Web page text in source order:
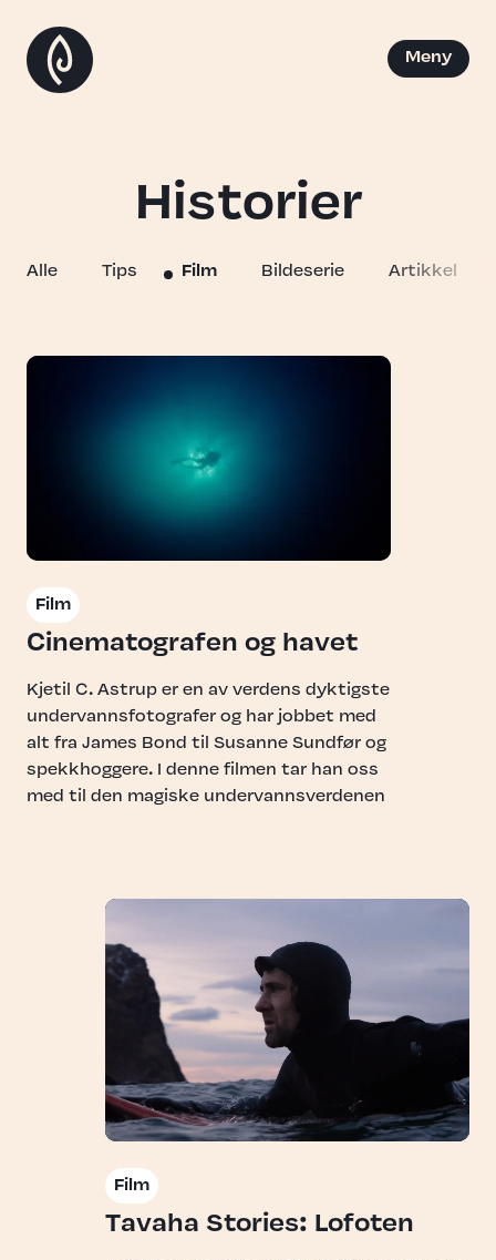
Meny
Historier
Alle Tips Film Bildeserie Artikkel
Film
Cinematografen og havet
Kjetil C. Astrup er en av verdens dyktigste
undervannsfotografer og har jobbet med
alt fra James Bond til Susanne Sundfør og
spekkhoggere. I denne filmen tar han oss
med til den magiske undervannsverdenen
Film
Tavaha Stories: Lofoten